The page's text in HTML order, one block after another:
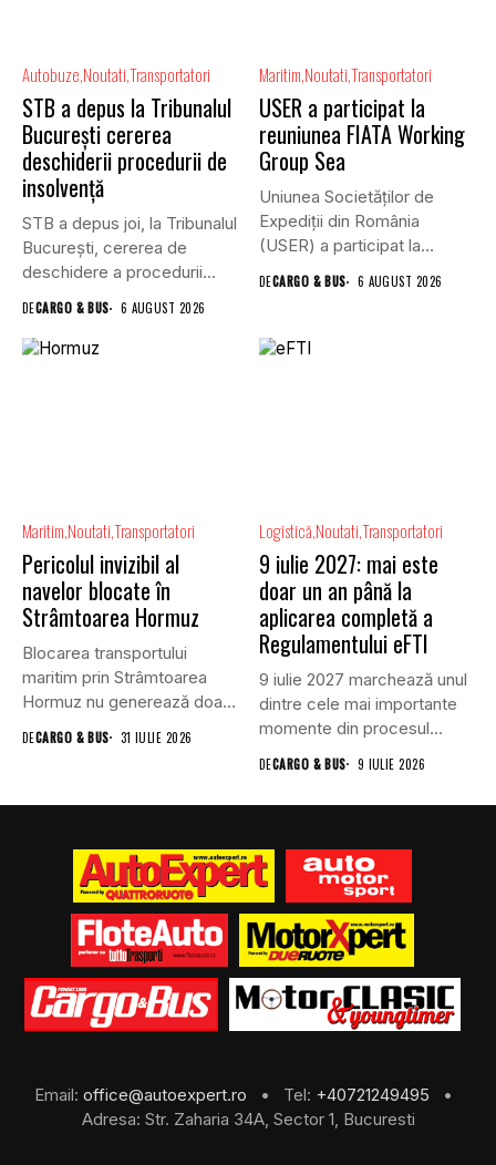
Autobuze NoutatiTransportatori
STB a depus la Tribunalul
București cererea
deschiderii procedurii de
insolvență
STB a depus joi, la Tribunalul
Bucureşti, cererea de
deschidere a procedurii...
DECARGO & BUS 6 AUGUST 2026
Maritim NoutatiTransportatori
USER a participat la
reuniunea FIATA Working
Group Sea
Uniunea Societăților de
Expediții din România
(USER) a participat la
reuniunea online...
DECARGO & BUS 6 AUGUST 2026
Maritim NoutatiTransportatori
Pericolul invizibil al
navelor blocate în
Strâmtoarea Hormuz
Blocarea transportului
maritim prin Strâmtoarea
Hormuz nu generează doar
DECARGO & BUS 31 IULIE 2026
Logistică NoutatiTransportatori
9 iulie 2027: mai este
doar un an până la
aplicarea completă a
Regulamentului eFTI
9 iulie 2027 marchează unul
dintre cele mai importante
momente din procesul...
DECARGO & BUS 9 IULIE 2026
Email: office@autoexpert.ro • Tel: +40721249495
•
Adresa: Str. Zaharia 34A, Sector 1, Bucuresti